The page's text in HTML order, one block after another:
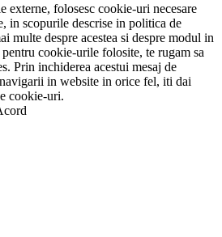
externe, folosesc cookie-uri necesare
in scopurile descrise in politica de
multe despre acestea si despre modul in
cookie-urile folosite, te rugam sa
Prin inchiderea acestui mesaj de
in website in orice fel, iti dai
cookie-uri.